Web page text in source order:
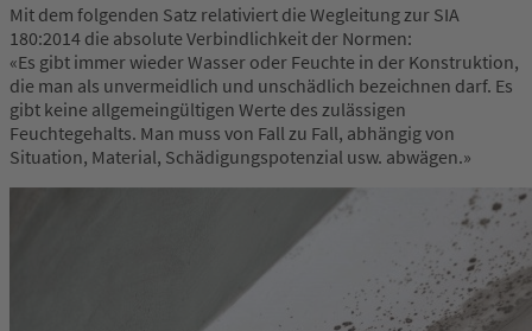
Mit dem folgenden Satz relativiert die Wegleitung zur SIA
180:2014 die absolute Verbindlichkeit der Normen:
«Es gibt immer wieder Wasser oder Feuchte in der Konstruktion,
die man als unvermeidlich und unschädlich bezeichnen darf. Es
gibt keine allgemeingültigen Werte des zulässigen
Feuchtegehalts. Man muss von Fall zu Fall, abhängig von
Situation, Material, Schädigungspotenzial usw. abwägen.»